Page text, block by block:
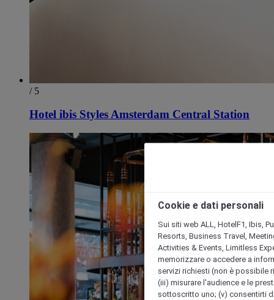
/ 5
Hotel ibis Styles Amsterdam Central Station
Cookie e dati personali
Sui siti web ALL, HotelF1, Ibis,
Resorts, Business Travel,
Activities & Events, Limitless
memorizzare o accedere a
servizi richiesti (non è possibile
(iii) misurare l'audience e le
sottoscritto uno; (v) consentirti